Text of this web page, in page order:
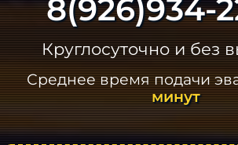
8(926)934-
Круглосуточно и без
Среднее время подачи
минут